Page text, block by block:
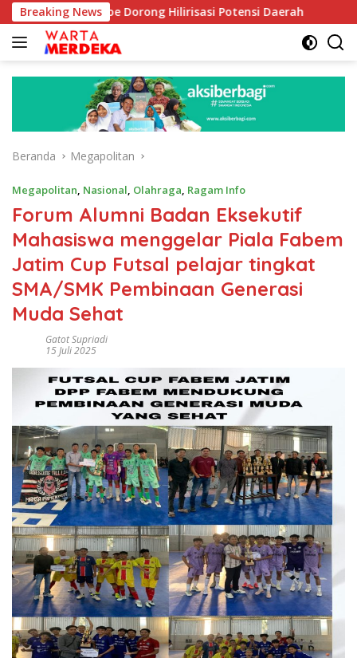
Langsung
ke
konten
Breaking News
Dorong Hilirisasi Potensi Daerah DPR Dorong
Beranda Megapolitan
Megapolitan, Nasional, Olahraga, Ragam Info
Forum Alumni Badan Eksekutif
Mahasiswa menggelar Piala Fabem
Jatim Cup Futsal pelajar tingkat
SMA/SMK Pembinaan Generasi
Muda Sehat
Gatot Supriadi
15 Juli 2025